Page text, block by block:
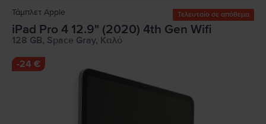
Τάμπλετ Apple Τελευταίο σε απόθεμα
iPad Pro 4 12.9" (2020) 4th Gen Wifi
128 GB, Space Gray, Καλό
-24 €